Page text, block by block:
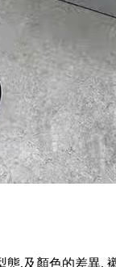
,及顏色的差異,